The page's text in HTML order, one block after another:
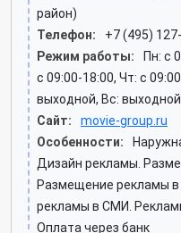
район)
Телефон:
+7 (495)
Режим работы:
Пн: c
c 09:00-18:00, Чт: c
выходной, Вс: выходной
Сайт:
movie-group.ru
Особенности:
Дизайн рекламы.
Размещение рекламы
рекламы в СМИ.
Оплата через банк